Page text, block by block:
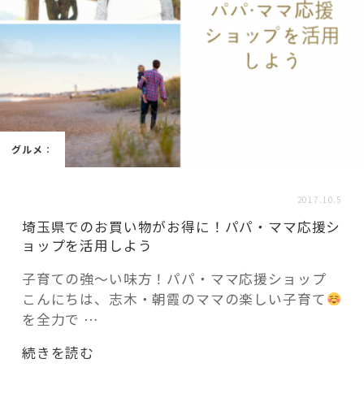
「場」
HAREL
fleXe リノベ事例
「ひと」
グルメ ：
2017.10.5
埼玉県でのお買い物がお得に！パパ・ママ応援シ
ョップを活用しよう
子育ての強～い味方！パパ・ママ応援ショップ
こんにちは、志木・朝霞のママの楽しい子育て
を全力で …
“埼
続きを読む